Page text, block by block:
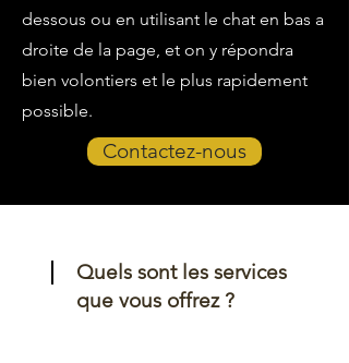
dessous ou en utilisant le chat en bas a
droite de la page, et on y répondra
bien volontiers et le plus rapidement
possible.
Contactez-nous
Quels sont les services
que vous offrez ?